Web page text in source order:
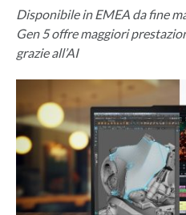
Disponibile in EMEA da fine
Gen 5 offre maggiori
grazie all’AI